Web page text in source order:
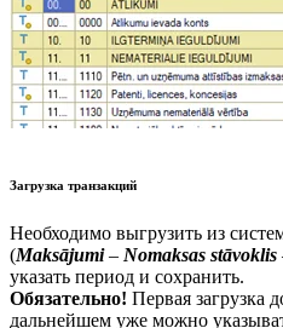
Загрузка транзакций
Необходимо выгрузить из
(Maksājumi– Nomaksas stāvoklis
указать период и сохранить.
Обязательно! Первая загрузка
дальнейшем уже можно